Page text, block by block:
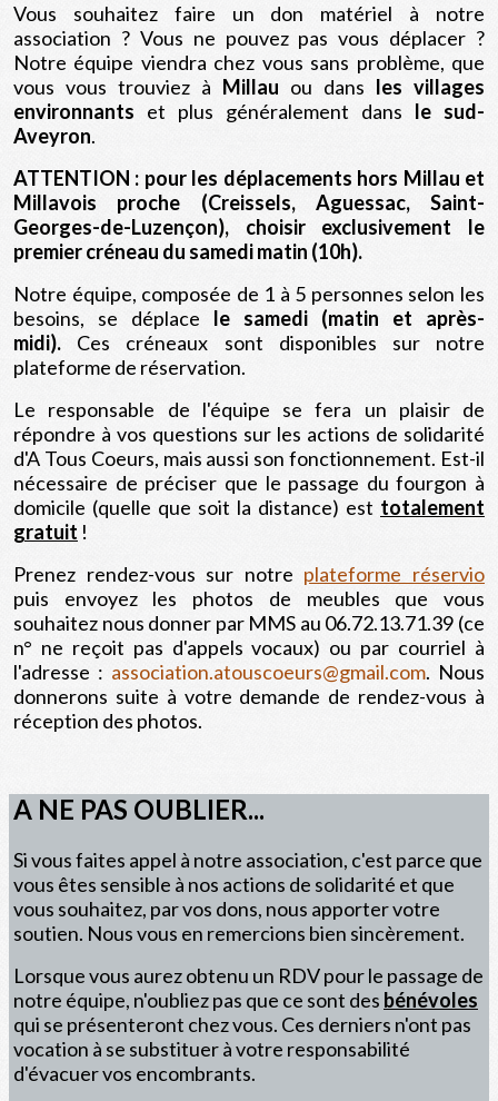
Vous souhaitez faire un don matériel à notre
association ? Vous ne pouvez pas vous déplacer ?
Notre équipe viendra chez vous sans problème, que
vous vous trouviez à Millau ou dans les villages
environnants et plus généralement dans le sud-
Aveyron.
ATTENTION : pour les déplacements hors Millau et
Millavois proche (Creissels, Aguessac, Saint-
Georges-de-Luzençon), choisir exclusivement le
premier créneau du samedi matin (10h).
Notre équipe, composée de 1 à 5 personnes selon les
besoins, se déplace le samedi (matin et après-
midi). Ces créneaux sont disponibles sur notre
plateforme de réservation.
Le responsable de l'équipe se fera un plaisir de
répondre à vos questions sur les actions de solidarité
d'A Tous Coeurs, mais aussi son fonctionnement. Est-il
nécessaire de préciser que le passage du fourgon à
domicile (quelle que soit la distance) est totalement
gratuit !
Prenez rendez-vous sur notre plateforme réservio
puis envoyez les photos de meubles que vous
souhaitez nous donner par MMS au 06.72.13.71.39 (ce
n° ne reçoit pas d'appels vocaux) ou par courriel à
l'adresse : association.atouscoeurs@gmail.com. Nous
donnerons suite à votre demande de rendez-vous à
réception des photos.
A NE PAS OUBLIER...
Si vous faites appel à notre association, c'est parce que
vous êtes sensible à nos actions de solidarité et que
vous souhaitez, par vos dons, nous apporter votre
soutien. Nous vous en remercions bien sincèrement.
Lorsque vous aurez obtenu un RDV pour le passage de
notre équipe, n'oubliez pas que ce sont des bénévoles
qui se présenteront chez vous. Ces derniers n'ont pas
vocation à se substituer à votre responsabilité
d'évacuer vos encombrants.